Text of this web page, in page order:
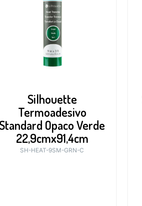
Silhouette
Termoadesivo
Opaco Verde
22,9cmx91,4cm
SH-HEAT-9SM-GRN-C